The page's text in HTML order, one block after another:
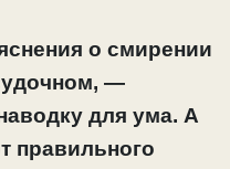
о смирении
—
для ума. А
правильного